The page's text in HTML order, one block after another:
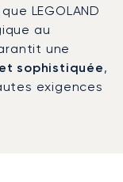
LEGOLAND
au
une
sophistiquée,
exigences